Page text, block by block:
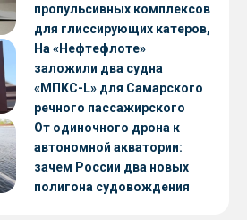
пропульсивных комплексов
для глиссирующих катеров,
скоростных судов и судов с
малой осадкой
На «Нефтефлоте»
заложили два судна
«МПКС-L» для Самарского
речного пассажирского
предприятия
От одиночного дрона к
автономной акватории:
зачем России два новых
полигона судовождения